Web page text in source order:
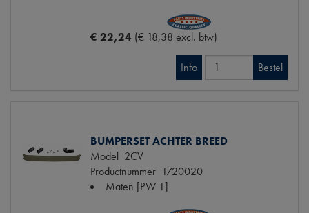
€ 22,24 (€ 18,38 excl. btw)
Info Bestel
BUMPERSET ACHTER BREED
Model 2CV
Productnummer 1720020
Maten [PW 1]